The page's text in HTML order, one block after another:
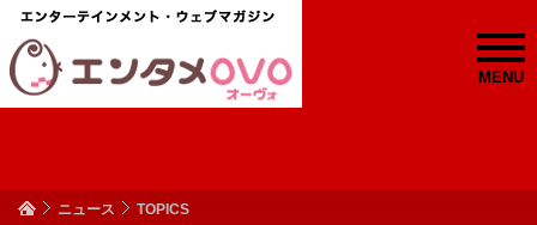
MENU
ニュース TOPICS